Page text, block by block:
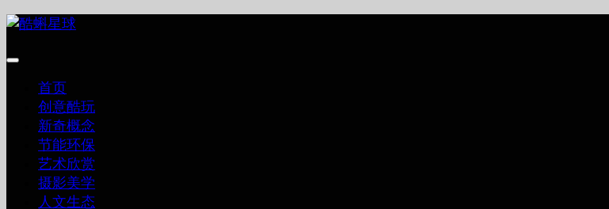
跳
内
首页
创意酷玩
新奇概念
节能环保
艺术欣赏
摄影美学
人文生态